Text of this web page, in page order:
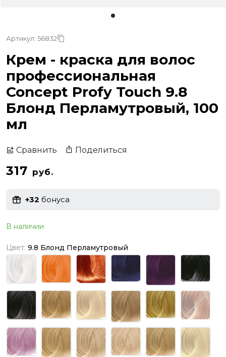
Артикул: 56832
Крем - краска для волос
профессиональная
Concept Profy Touch 9.8
Блонд Перламутровый, 100
мл
Сравнить Поделиться
317 руб.
+32 бонуса
В наличии
Цвет: 9.8 Блонд Перламутровый